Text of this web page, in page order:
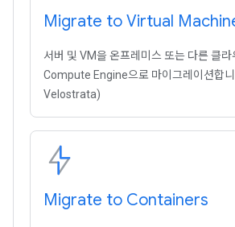
Migrate to Virtual
서버 및 VM을 온프레미스 또는 다른 클라
Compute Engine으로 마이그레이션합
Velostrata)
Migrate to Containers